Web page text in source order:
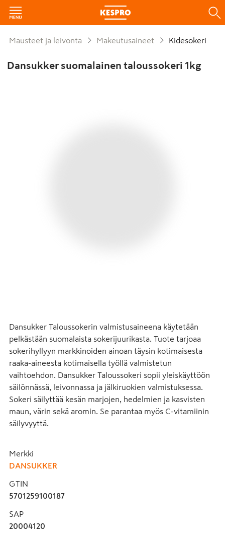
Mausteet ja leivonta Makeutusaineet Kidesokeri
Dansukker suomalainen taloussokeri 1kg
Dansukker Taloussokerin valmistusaineena käytetään
pelkästään suomalaista sokerijuurikasta. Tuote tarjoaa
sokerihyllyyn markkinoiden ainoan täysin kotimaisesta
raaka-aineesta kotimaisella työllä valmistetun
vaihtoehdon. Dansukker Taloussokeri sopii yleiskäyttöön
säilönnässä, leivonnassa ja jälkiruokien valmistuksessa.
Sokeri säilyttää kesän marjojen, hedelmien ja kasvisten
maun, värin sekä aromin. Se parantaa myös C-vitamiinin
säilyvyyttä.
Merkki
DANSUKKER
GTIN
5701259100187
SAP
20004120